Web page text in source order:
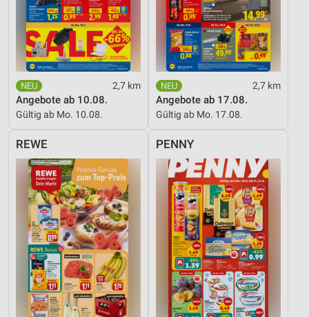
2,7 km
Angebote ab 10.08.
Gültig ab Mo. 10.08.
2,7 km
Angebote ab 17.08.
Gültig ab Mo. 17.08.
REWE PENNY